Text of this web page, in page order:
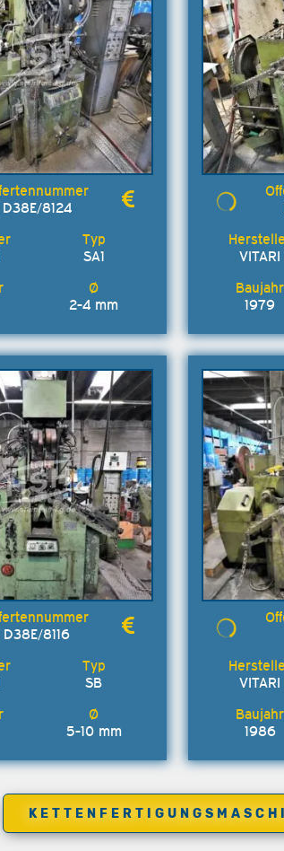
D38E/8124
SA1
2-4 mm
VITARI
1979
D38E/8116
SB
5-10 mm
VITARI
1986